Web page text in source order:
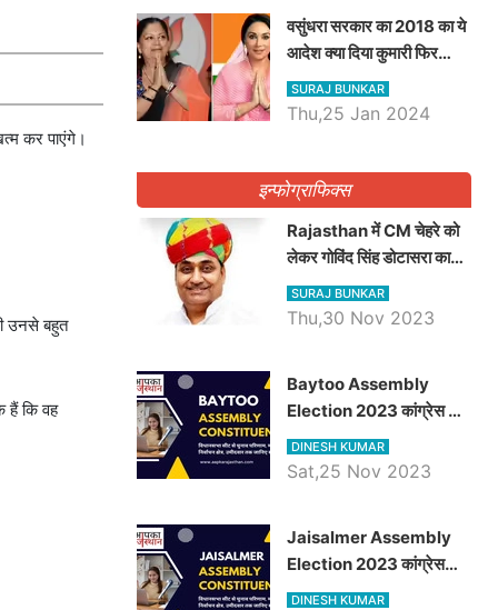
कर पाएंगे।
उनसे बहुत
हैं कि वह
वसुंधरा सरकार का 2018 का ये
आदेश क्या दिया कुमारी फिर
करेंगी लागू? कांग्रेस सरकार ने
किया था निरस्त
SURAJ BUNKAR
Thu,25 Jan 2024
इन्फोग्राफिक्स
Rajasthan में CM चेहरे को
लेकर गोविंद सिंह डोटासरा का
बड़ा बयान आया सामने, जानें
विचार
SURAJ BUNKAR
Thu,30 Nov 2023
Baytoo Assembly
Election 2023 कांग्रेस से
हरीश चौधरी तो बालाराम मुंड होंगे
भाजपा उम्मीदवार, जानिये बायतू
DINESH KUMAR
Sat,25 Nov 2023
​​​​​​​Jaisalmer Assembly
Election 2023 कांग्रेस
रूपा राम मेघवाल तो छोटु सिंह
DINESH KUMAR